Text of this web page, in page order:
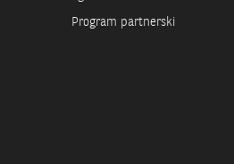
Program partnerski